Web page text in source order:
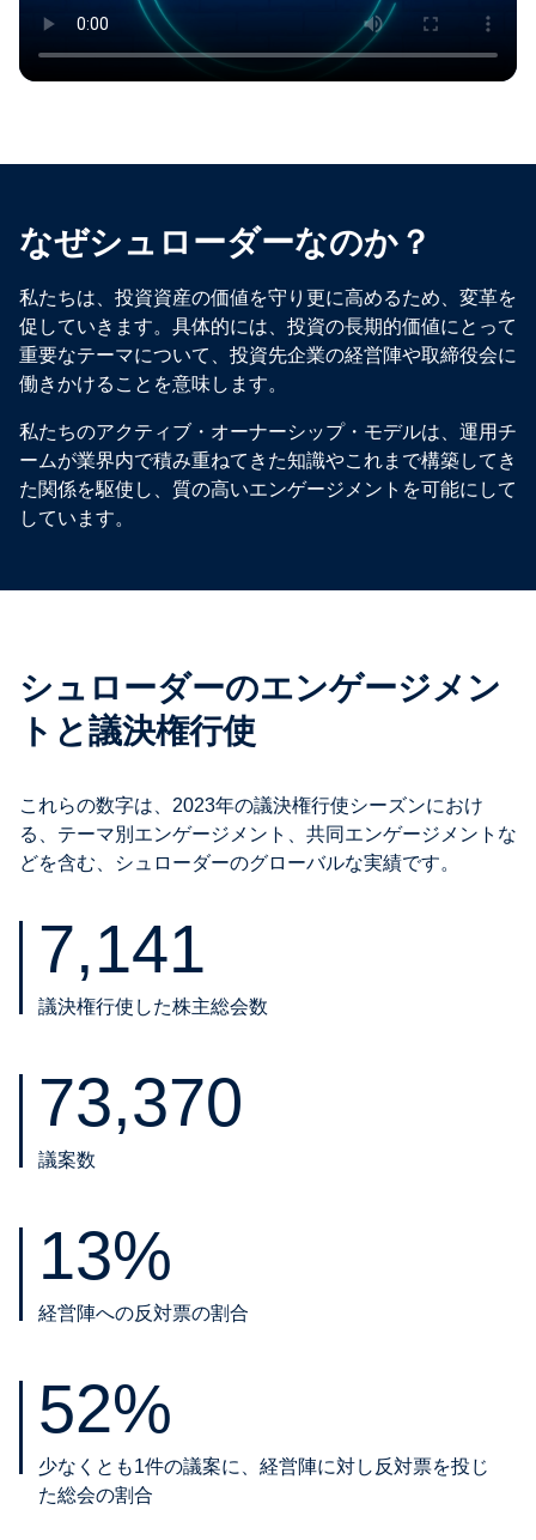
なぜシュローダーなのか？
私たちは、投資資産の価値を守り更に高めるため、変革を
促していきます。具体的には、投資の長期的価値にとって
重要なテーマについて、投資先企業の経営陣や取締役会に
働きかけることを意味します。
私たちのアクティブ・オーナーシップ・モデルは、運用チ
ームが業界内で積み重ねてきた知識やこれまで構築してき
た関係を駆使し、質の高いエンゲージメントを可能にして
しています。
シュローダーのエンゲージメン
トと議決権行使
これらの数字は、2023年の議決権行使シーズンにおけ
る、テーマ別エンゲージメント、共同エンゲージメントな
どを含む、シュローダーのグローバルな実績です。
7,141
議決権行使した株主総会数
73,370
議案数
13%
経営陣への反対票の割合
52%
少なくとも1件の議案に、経営陣に対し反対票を投じ
た総会の割合